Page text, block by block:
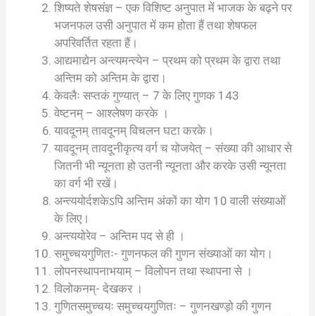
शिष्यते शेषसंज्ञ – एक विशिष्ट अनुपात में भाजक के बढ़ने पर
भजनफल उसी अनुपात में कम होता हैं तथा शेषफल
अपरिवर्तित रहता हैं।
आद्यमाद्येन अन्त्यमन्त्येन – प्रथम को प्रथम के द्वारा तथा
अन्तिम को अन्तिम के द्वारा।
केवलैः सप्तकं गुण्यात् – 7 के लिए गुणक 143
वेष्टनम् – आश्लेषण करके ।
यावदूनम् तावदूनम् विचलन घटा करके।
यावदूनम् तावदूनीकृत्य वर्ग च योजयेत् – संख्या की आधार से
जितनी भी न्यूनता हो उतनी न्यूनता और करके उसी न्यूनता
का वर्ग भी रखें।
अन्त्ययोर्दशकेऽपि अन्तिम अंकों का योग 10 वाली संख्याओं
के लिए।
अन्त्ययोरेव – अन्तिम पद से ही ।
समुच्चयगुणितः- गुणनफल की गुणन संख्याओं का योग।
लोपनस्थापनाभयाम् – विलोपन तथा स्थापना से ।
विलोकनम्- देखकर ।
गुणितसमुच्चयः समुच्चयगुणितः – गुणनखण्ड़ो की गुणन